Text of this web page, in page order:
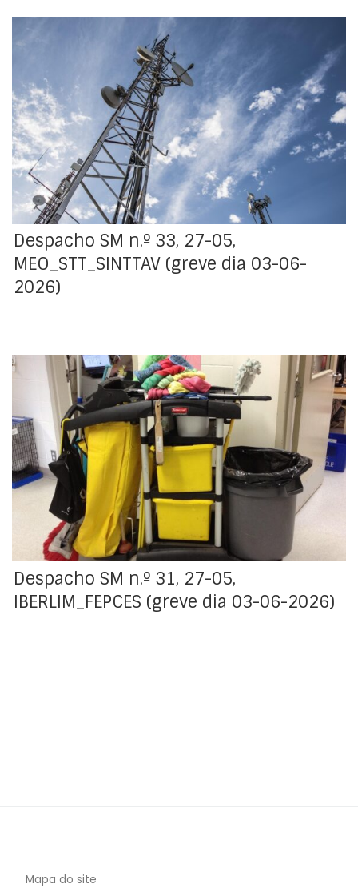
O Sindicato dos Trabalhadores de Telecomunicações e
Comunicação Audiovisual (STT) e Sindicato Nacional
dos Trabalhadores das Telecomunicações e
Audiovisual (SINTTAV), comunicaram, mediante aviso
prévio, a adesão à greve geral do dia 03 de junho de
2026.
Despacho SM n.º 33, 27-05,
MEO_STT_SINTTAV (greve dia 03-06-
2026)
A FEPCES - Federação Portuguesa dos Sindicatos de
Comércio, Escritórios e Serviços, mediante aviso prévio
de greve, que os trabalhadores dos setores do
comércio, escritórios e serviços da empresa IBERLIM –
Higiene e Sustentabilidade Ambiental, SA, que se
destina à prestação de serviços de limpeza em
hospitais e aeroportos, farão greve no dia 3 de junho
de 2026.
Despacho SM n.º 31, 27-05,
IBERLIM_FEPCES (greve dia 03-06-2026)
Mapa do site